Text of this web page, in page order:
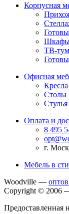
Корпусная
ТВ-
Офисная
Кресла
Столы
Стулья
Оплата и
8 495
г.
Мебель в
Woodville —
Copyright © 2006
Предоставленная